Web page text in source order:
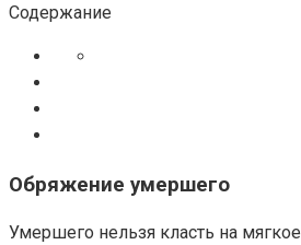
Содержание
Обряжение умершего
Умершего нельзя класть на